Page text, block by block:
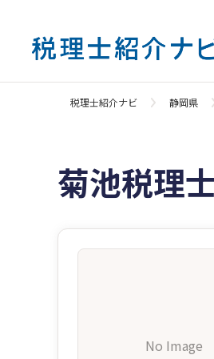
税理士紹介ナビ 静岡県
菊池税理
No Image